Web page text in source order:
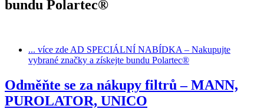
bundu Polartec®
... více zde AD SPECIÁLNÍ NABÍDKA – Nakupujte
vybrané značky a získejte bundu Polartec®
Odměňte se za nákupy filtrů – MANN,
PUROLATOR, UNICO